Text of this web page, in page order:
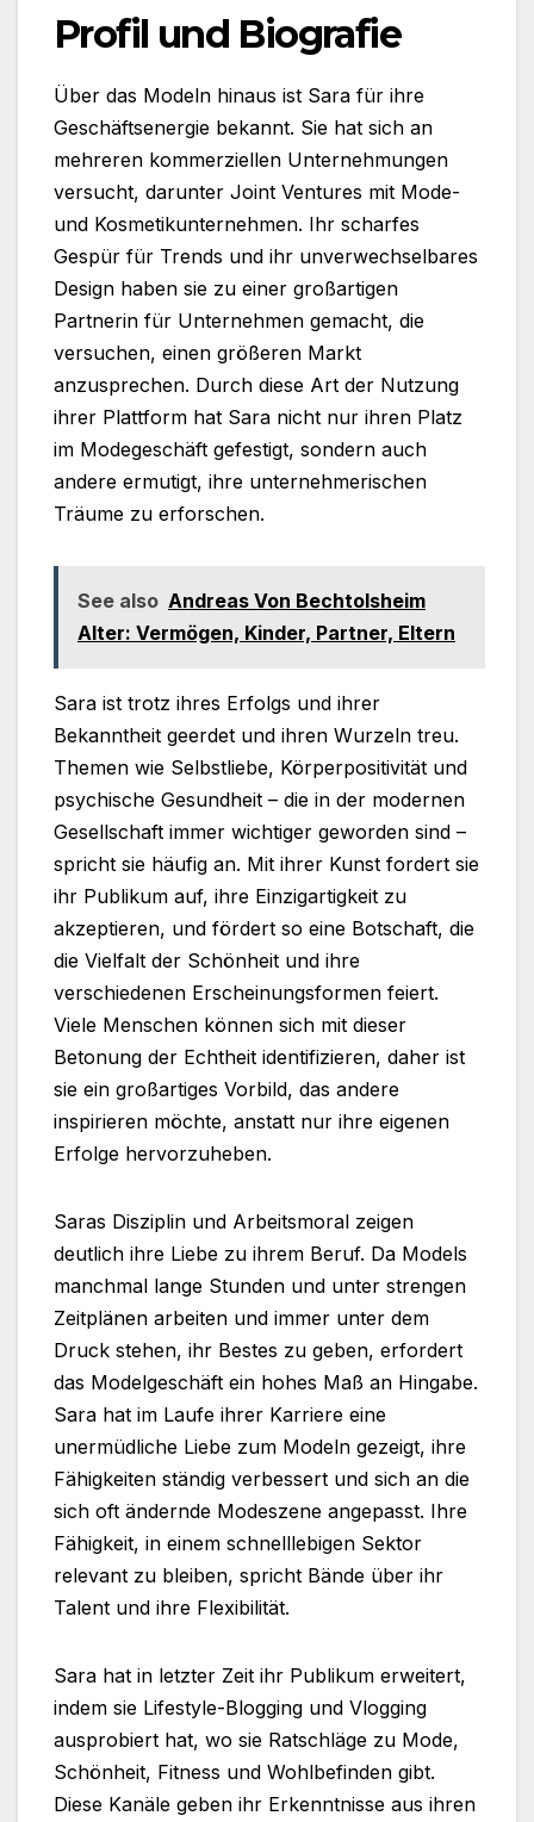
Profil und Biografie
Über das Modeln hinaus ist Sara für ihre
Geschäftsenergie bekannt. Sie hat sich an
mehreren kommerziellen Unternehmungen
versucht, darunter Joint Ventures mit Mode-
und Kosmetikunternehmen. Ihr scharfes
Gespür für Trends und ihr unverwechselbares
Design haben sie zu einer großartigen
Partnerin für Unternehmen gemacht, die
versuchen, einen größeren Markt
anzusprechen. Durch diese Art der Nutzung
ihrer Plattform hat Sara nicht nur ihren Platz
im Modegeschäft gefestigt, sondern auch
andere ermutigt, ihre unternehmerischen
Träume zu erforschen.
See also Andreas Von Bechtolsheim
Alter: Vermögen, Kinder, Partner, Eltern
Sara ist trotz ihres Erfolgs und ihrer
Bekanntheit geerdet und ihren Wurzeln treu.
Themen wie Selbstliebe, Körperpositivität und
psychische Gesundheit – die in der modernen
Gesellschaft immer wichtiger geworden sind –
spricht sie häufig an. Mit ihrer Kunst fordert sie
ihr Publikum auf, ihre Einzigartigkeit zu
akzeptieren, und fördert so eine Botschaft, die
die Vielfalt der Schönheit und ihre
verschiedenen Erscheinungsformen feiert.
Viele Menschen können sich mit dieser
Betonung der Echtheit identifizieren, daher ist
sie ein großartiges Vorbild, das andere
inspirieren möchte, anstatt nur ihre eigenen
Erfolge hervorzuheben.
Saras Disziplin und Arbeitsmoral zeigen
deutlich ihre Liebe zu ihrem Beruf. Da Models
manchmal lange Stunden und unter strengen
Zeitplänen arbeiten und immer unter dem
Druck stehen, ihr Bestes zu geben, erfordert
das Modelgeschäft ein hohes Maß an Hingabe.
Sara hat im Laufe ihrer Karriere eine
unermüdliche Liebe zum Modeln gezeigt, ihre
Fähigkeiten ständig verbessert und sich an die
sich oft ändernde Modeszene angepasst. Ihre
Fähigkeit, in einem schnelllebigen Sektor
relevant zu bleiben, spricht Bände über ihr
Talent und ihre Flexibilität.
Sara hat in letzter Zeit ihr Publikum erweitert,
indem sie Lifestyle-Blogging und Vlogging
ausprobiert hat, wo sie Ratschläge zu Mode,
Schönheit, Fitness und Wohlbefinden gibt.
Diese Kanäle geben ihr Erkenntnisse aus ihren